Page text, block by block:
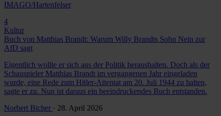
IMAGO/Hartenfelser
4
Kultur
Buch von Matthias Brandt: Warum Willy Brandts Sohn Nein zur
AfD sagt
Eigentlich wollte er sich aus der Politik heraushalten. Doch als der
Schauspieler Matthias Brandt im vergangenen Jahr eingeladen
wurde, eine Rede zum Hitler-Attentat am 20. Juli 1944 zu halten,
sagte er zu. Nun ist daraus ein beeindruckendes Buch entstanden.
Norbert Bicher · 28. April 2026